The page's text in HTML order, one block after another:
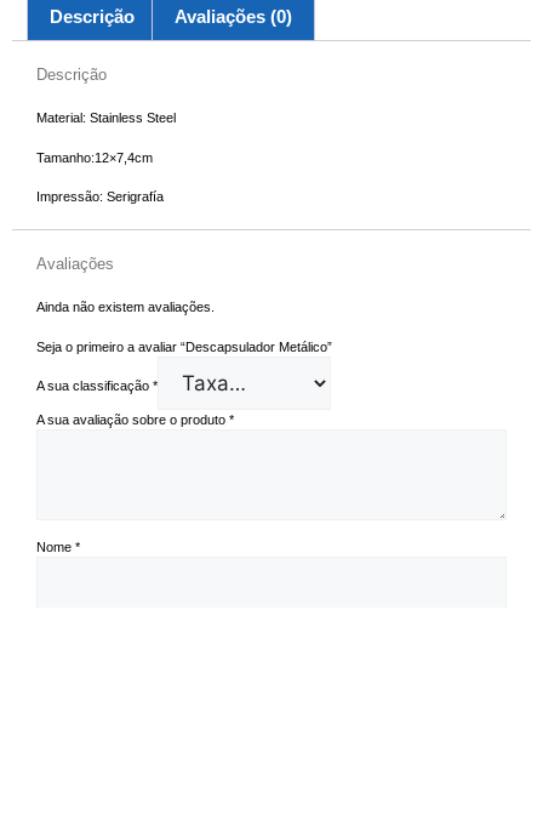
Descrição Avaliações (0)
Descrição
Material: Stainless Steel
Tamanho:12×7,4cm
Impressão: Serigrafía
Avaliações
Ainda não existem avaliações.
Seja o primeiro a avaliar “Descapsulador Metálico”
A sua classificação *
A sua avaliação sobre o produto *
Nome *